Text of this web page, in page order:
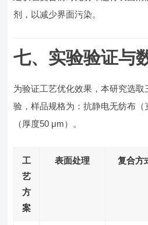
剂，以减少界面污染。
七、实验验证与
为验证工艺优化效果，本研究选
验，样品规格为：抗静电无纺布（
（厚度50 μm）。
工
艺
方
案
表面处理 复合方